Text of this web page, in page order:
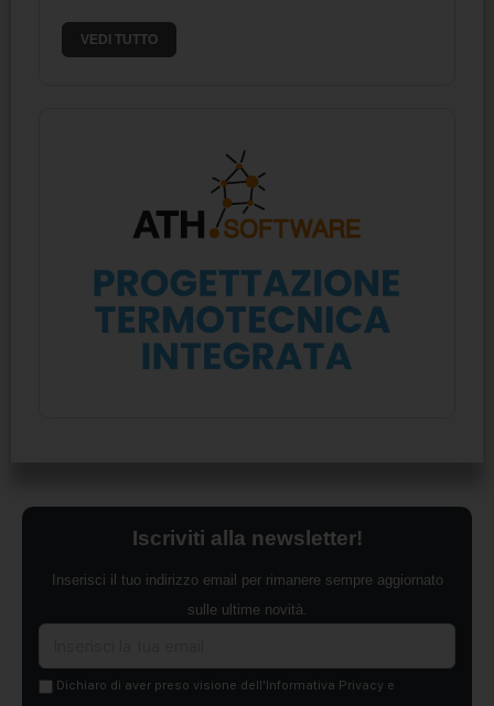
VEDI TUTTO
Iscriviti alla newsletter!
Inserisci il tuo indirizzo email per rimanere sempre aggiornato
sulle ultime novità.
Dichiaro di aver preso visione dell'Informativa Privacy e